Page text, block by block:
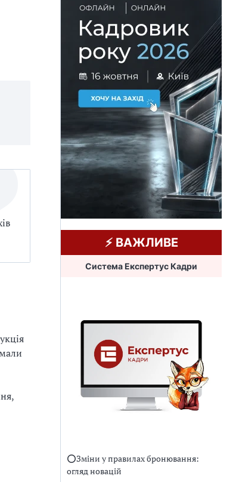
⚡️ ВАЖЛИВЕ
Система Експертус Кадри
⭕️Зміни у правилах бронювання:
огляд новацій